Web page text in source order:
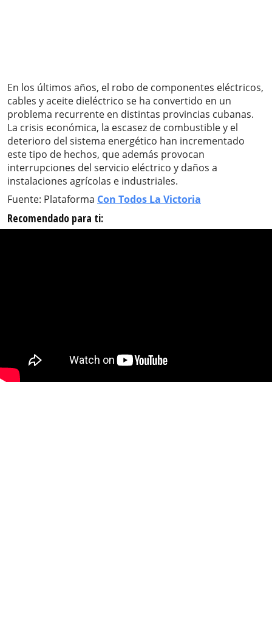
En los últimos años, el robo de componentes eléctricos,
cables y aceite dieléctrico se ha convertido en un
problema recurrente en distintas provincias cubanas.
La crisis económica, la escasez de combustible y el
deterioro del sistema energético han incrementado
este tipo de hechos, que además provocan
interrupciones del servicio eléctrico y daños a
instalaciones agrícolas e industriales.
Fuente: Plataforma Con Todos La Victoria
Recomendado para ti: